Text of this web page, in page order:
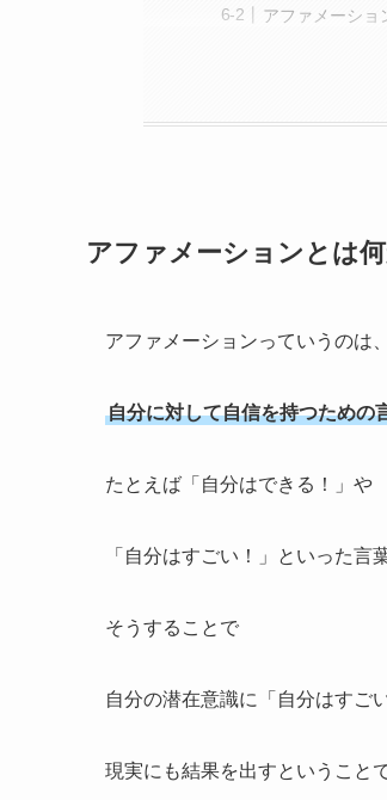
アファメーショ
アファメーションとは
アファメーションっていうのは、
自分に対して自信を持つための
たとえば「自分はできる！」や
「自分はすごい！」といった言
そうすることで
自分の潜在意識に「自分はすご
現実にも結果を出すということで